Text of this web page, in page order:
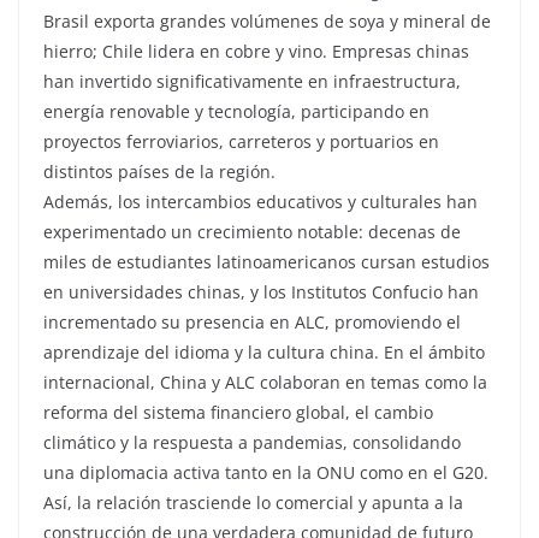
Brasil exporta grandes volúmenes de soya y mineral de
hierro; Chile lidera en cobre y vino. Empresas chinas
han invertido significativamente en infraestructura,
energía renovable y tecnología, participando en
proyectos ferroviarios, carreteros y portuarios en
distintos países de la región.
Además, los intercambios educativos y culturales han
experimentado un crecimiento notable: decenas de
miles de estudiantes latinoamericanos cursan estudios
en universidades chinas, y los Institutos Confucio han
incrementado su presencia en ALC, promoviendo el
aprendizaje del idioma y la cultura china. En el ámbito
internacional, China y ALC colaboran en temas como la
reforma del sistema financiero global, el cambio
climático y la respuesta a pandemias, consolidando
una diplomacia activa tanto en la ONU como en el G20.
Así, la relación trasciende lo comercial y apunta a la
construcción de una verdadera comunidad de futuro